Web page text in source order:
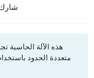
هذه الآلة الحاسبة
متعددة الحدود